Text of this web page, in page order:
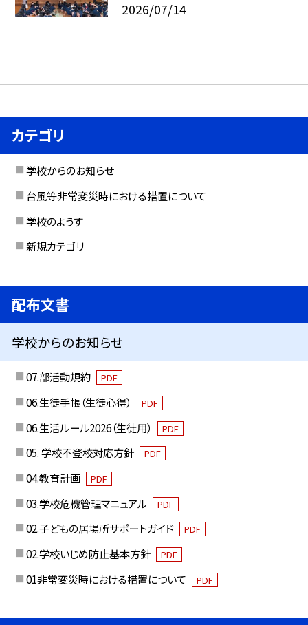
2026/07/14
カテゴリ
学校からのお知らせ
台風等非常変災時における措置について
学校のようす
新規カテゴリ
配布文書
学校からのお知らせ
07.部活動規約 PDF
06.生徒手帳（生徒心得） PDF
06.生活ルール2026（生徒用） PDF
05. 学校不登校対応方針 PDF
04.教育計画 PDF
03.学校危機管理マニュアル PDF
02.子どもの居場所サポートガイド PDF
02.学校いじめ防止基本方針 PDF
01非常変災時における措置について PDF